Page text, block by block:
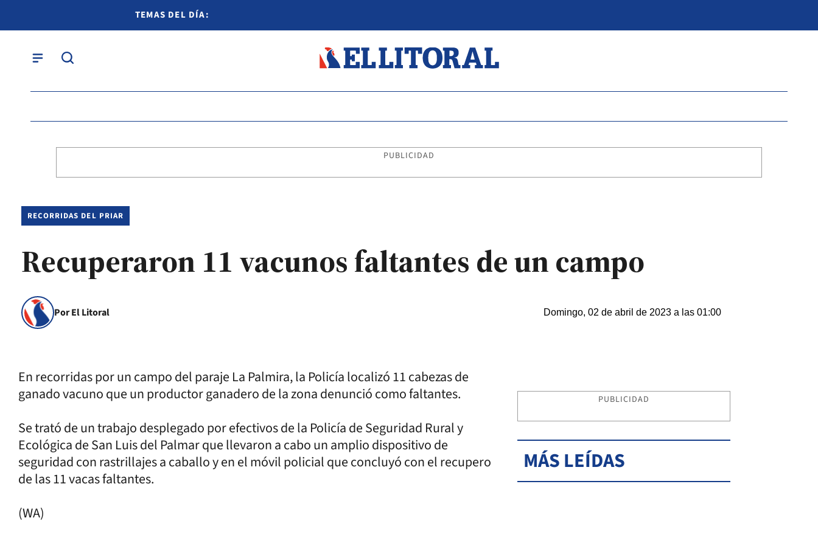
TEMAS DEL DÍA:
PUBLICIDAD
RECORRIDAS DEL PRIAR
Recuperaron 11 vacunos faltantes de un campo
Por El Litoral Domingo, 02 de abril de 2023 a las 01:00
En recorridas por un campo del paraje La Palmira, la Policía localizó 11 cabezas de
ganado vacuno que un productor ganadero de la zona denunció como faltantes.
Se trató de un trabajo desplegado por efectivos de la Policía de Seguridad Rural y
Ecológica de San Luis del Palmar que llevaron a cabo un amplio dispositivo de
seguridad con rastrillajes a caballo y en el móvil policial que concluyó con el recupero
de las 11 vacas faltantes.
(WA)
PUBLICIDAD
MÁS LEÍDAS